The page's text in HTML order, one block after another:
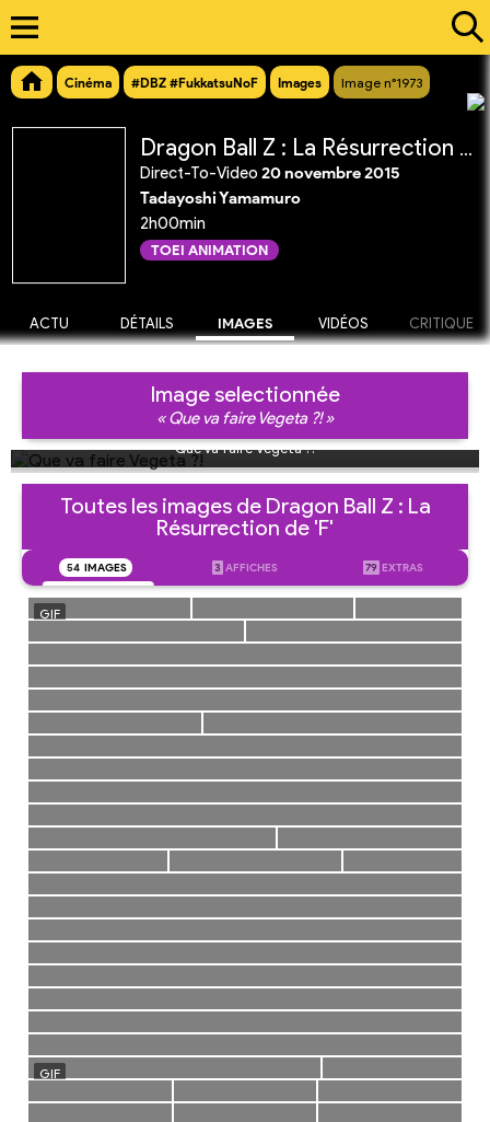
Cinéma #DBZ #FukkatsuNoF Images Image n°1973
Dragon Ball Z : La Résurrection de 'F'
Direct-To-Video 20 novembre 2015
Tadayoshi Yamamuro
2h00min
TOEI ANIMATION
ACTU DÉTAILS IMAGES VIDÉOS CRITIQUE
Image selectionnée
« Que va faire Vegeta ?! »
Que va faire Vegeta ?!
Toutes les images de Dragon Ball Z : La
Résurrection de 'F'
54 IMAGES 3 AFFICHES 79 EXTRAS